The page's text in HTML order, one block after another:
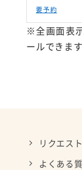
要予約
※全画面表
ールできます
リクエスト
よくある